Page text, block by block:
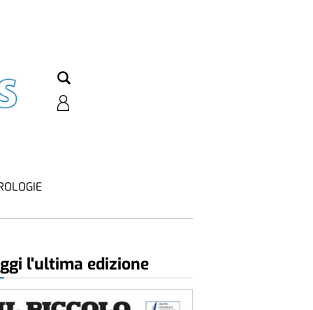
l'ultima edizione